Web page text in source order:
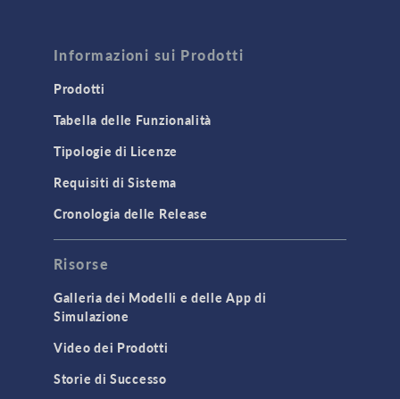
Informazioni sui Prodotti
Prodotti
Tabella delle Funzionalità
Tipologie di Licenze
Requisiti di Sistema
Cronologia delle Release
Risorse
Galleria dei Modelli e delle App di
Simulazione
Video dei Prodotti
Storie di Successo